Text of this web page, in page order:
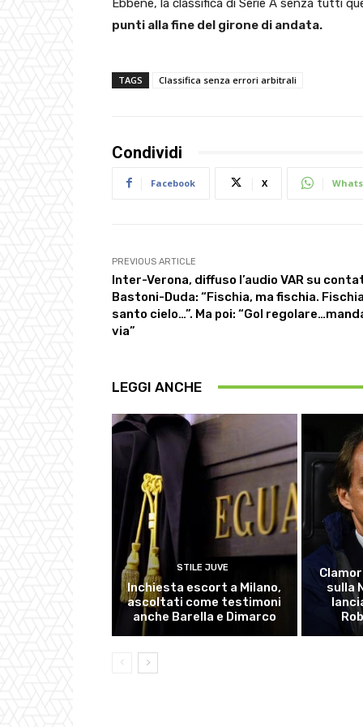
Ebbene, la classifica di Serie A senza tutti
punti alla fine del girone di andata.
TAGS Classifica senza errori arbitrali
Condividi
Facebook X
PREVIOUS ARTICLE
Inter-Verona, diffuso l’audio VAR su
Bastoni-Duda: “Fischia, ma fischia.
santo cielo…”. Ma poi: “Gol
via”
LEGGI ANCHE
STILE JUVE
Inchiesta escort a Milano,
ascoltati come testimoni
anche Barella e Dimarco
sulla